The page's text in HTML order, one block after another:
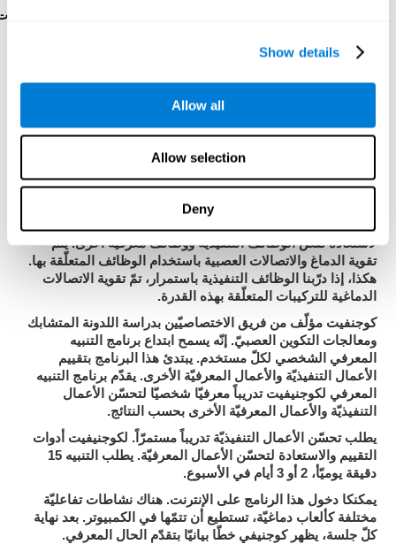
Show details
Allow all
Allow selection
Deny
: عليك أن تُخرج كرة من تيه
كيف نستعيد أو نحسّن الأعمال
التنفيذيّة؟
يمكننا تدريب جميع المهارات المعرفيّة، مثل الإدراك، لتحسّنها.
نقدّم فيكوجنفيتالإمكانيّة لإتمامه بطريقة مهنيّة.
هي أساس استعادة الوظائف التنفيذية
والقدرات المعرفية الأخرى .
مجموعة تمارين مصمّمة
لاستعادة نقص الوظائف التنفيذية ووظائف معرفية أخرى. يتمّ
تقوية الدماغ والاتصالات العصبية باستخدام الوظائف المتعلّقة بها.
هكذا، إذا درّبنا الوظائف التنفيذية باستمرار، تمّ تقوية الاتصالات
الدماغية للتركيبات المتعلّقة بهذه القدرة.
كوجنفيت مؤلّف من فريق الاختصاصيّين بدراسة اللدونة المتشابك
ومعالجات التكوين العصبيّ. إنّه يسمح ابتداعبرنامج التنبيه
المعرفي الشخصي لكلّ مستخدم. يبتدئ هذا البرنامج بتقييم
الأعمال التنفيذيّة والأعمال المعرفيّة الأخرى. يقدّم برنامج التنبيه
المعرفي لكوجنيفيت تدريباً معرفيّا شخصيّا لتحسّن الأعمال
التنفيذيّة والأعمال المعرفيّة الأخرى بحسب النتائج.
يطلب تحسّن الأعمال التنفيذيّة تدريباً مستمرّاً. لكوجنيفيت أدوات
التقييم والاستعادة لتحسّن الأعمال المعرفيّة.
يطلب التنبيه 15
دقيقة يوميّأ، 2 أو 3 أيام في الأسبوع.
يمكنكا دخول هذا الرنامج على الإنترنت. هناك نشاطات تفاعليّة
مختلفة كألعاب دماغيّة، تستطيع أن تتمّها في الكمبيوتر. بعد نهاية
كلّ جلسة،يظهر كوجنيفي خطّا بيانيّا بتقدّم الحال المعرفي.